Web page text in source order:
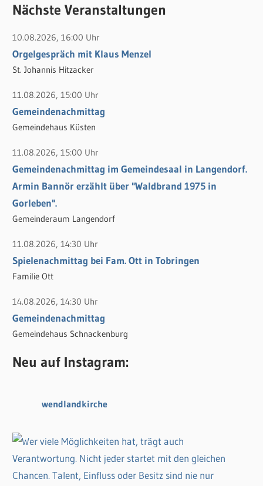
h
n
n
a
c
h
:
Nächste Veranstaltungen
10.08.2026, 16:00 Uhr
Orgelgespräch mit Klaus Menzel
St. Johannis Hitzacker
11.08.2026, 15:00 Uhr
Gemeindenachmittag
Gemeindehaus Küsten
11.08.2026, 15:00 Uhr
Gemeindenachmittag im Gemeindesaal in Langendorf.
Armin Bannör erzählt über "Waldbrand 1975 in
Gorleben".
Gemeinderaum Langendorf
11.08.2026, 14:30 Uhr
Spielenachmittag bei Fam. Ott in Tobringen
Familie Ott
14.08.2026, 14:30 Uhr
Gemeindenachmittag
Gemeindehaus Schnackenburg
Neu auf Instagram:
wendlandkirche